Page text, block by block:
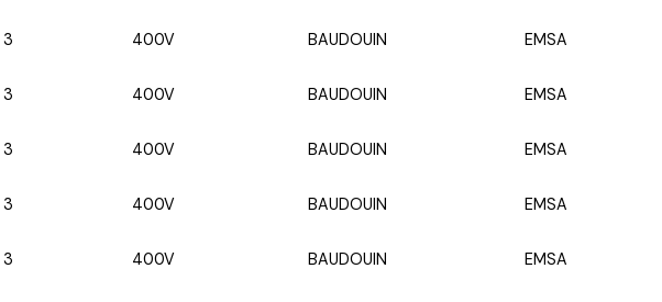
3 400V BAUDOUIN EMSA
3 400V BAUDOUIN EMSA
3 400V BAUDOUIN EMSA
3 400V BAUDOUIN EMSA
3 400V BAUDOUIN EMSA